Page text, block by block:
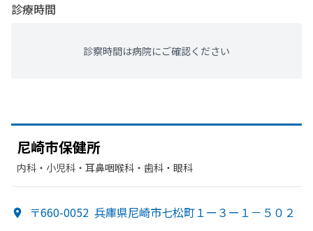
診療時間
診察時間は病院にご確認ください
尼崎市保健所
内科・​小児科・​耳鼻咽喉科・​歯科・​眼科
〒660-0052 兵庫県尼崎市七松町１ー３ー１－５０２